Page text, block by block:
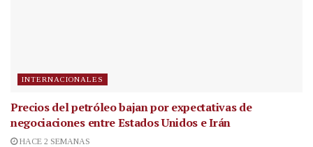
INTERNACIONALES
Precios del petróleo bajan por expectativas de
negociaciones entre Estados Unidos e Irán
HACE 2 SEMANAS